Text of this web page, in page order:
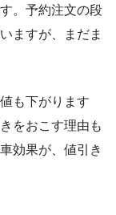
。予約注文の段
ますが、まだま
も下がります
をおこす理由も
効果が、値引き